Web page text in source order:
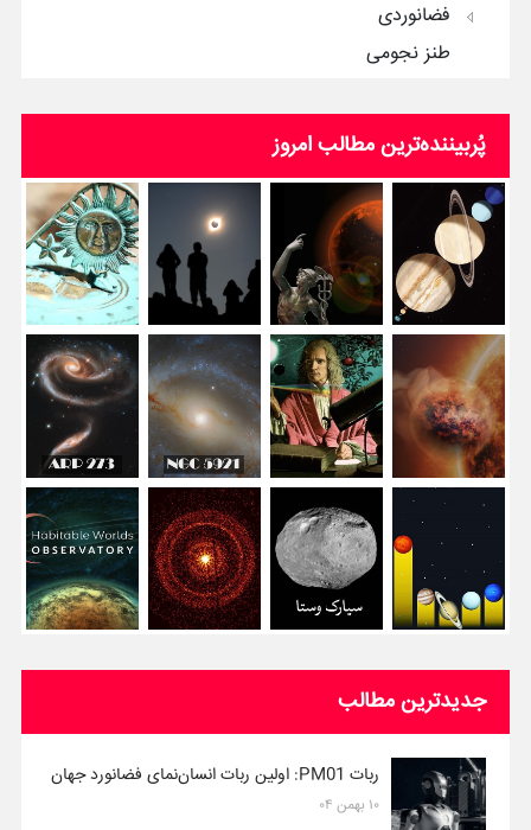
فضانوردی
طنز نجومی
پُربیننده‌ترین‌ مطالب امروز
جدیدترین مطالب
ربات PM01: اولین ربات انسان‌نمای فضانورد جهان
۱۰ بهمن ۰۴